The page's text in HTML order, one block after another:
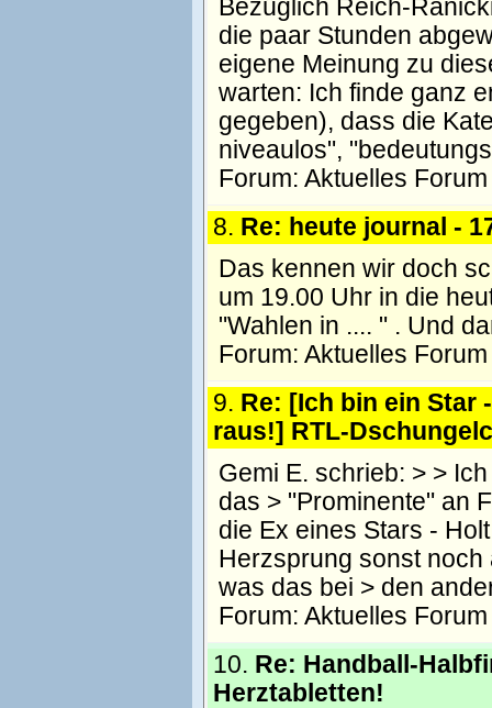
Bezüglich Reich-
die paar Stunden
eigene Meinung zu
warten: Ich finde ganz
gegeben), dass die
niveaulos",
Forum: Aktuelles Forum
8. Re: heute journal -
Das kennen wir doch
um 19.00 Uhr in die
"Wahlen in .... " . Und
Forum: Aktuelles Forum
9. Re: [Ich bin ein Star
raus!] RTL-
Gemi E. schrieb: > >
das > "Prominente" an
die Ex eines Stars -
Herzsprung sonst
was das bei > den
Forum: Aktuelles Forum
10. Re: Handball-
Herztabletten!